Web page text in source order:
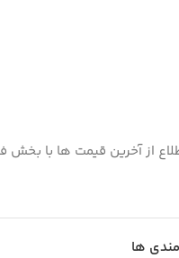
از آخرین قیمت ها با
ها